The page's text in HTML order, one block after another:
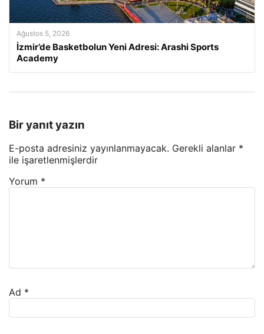
Ağustos 5, 2026
İzmir’de Basketbolun Yeni Adresi: Arashi Sports
Academy
Bir yanıt yazın
E-posta adresiniz yayınlanmayacak. Gerekli alanlar *
ile işaretlenmişlerdir
Yorum *
Ad *